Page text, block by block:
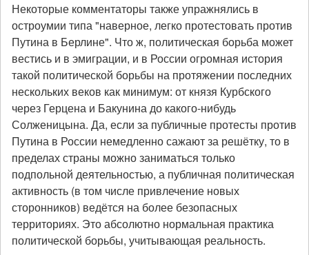
Некоторые комментаторы также упражнялись в
остроумии типа "наверное, легко протестовать против
Путина в Берлине". Что ж, политическая борьба может
вестись и в эмиграции, и в России огромная история
такой политической борьбы на протяжении последних
нескольких веков как минимум: от князя Курбского
через Герцена и Бакунина до какого-нибудь
Солженицына. Да, если за публичные протесты против
Путина в России немедленно сажают за решётку, то в
пределах страны можно заниматься только
подпольной деятельностью, а публичная политическая
активность (в том числе привлечение новых
сторонников) ведётся на более безопасных
территориях. Это абсолютно нормальная практика
политической борьбы, учитывающая реальность.